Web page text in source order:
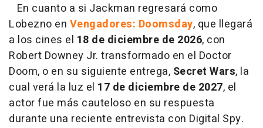
En cuanto a si Jackman regresará como
Lobezno en Vengadores: Doomsday, que llegará
a los cines el 18 de diciembre de 2026, con
Robert Downey Jr. transformado en el Doctor
Doom, o en su siguiente entrega, Secret Wars, la
cual verá la luz el 17 de diciembre de 2027, el
actor fue más cauteloso en su respuesta
durante una reciente entrevista con Digital Spy.